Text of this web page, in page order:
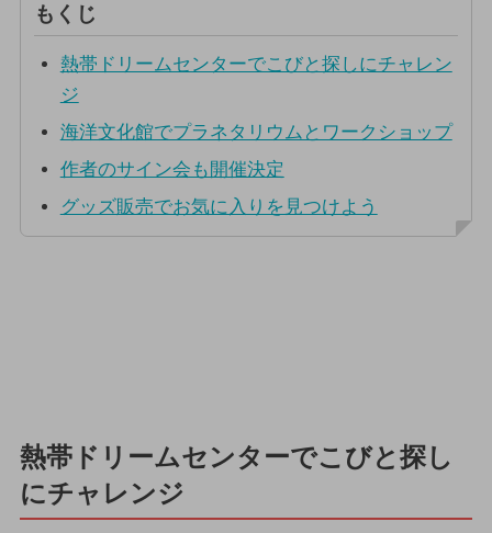
もくじ
熱帯ドリームセンターでこびと探しにチャレン
ジ
海洋文化館でプラネタリウムとワークショップ
作者のサイン会も開催決定
グッズ販売でお気に入りを見つけよう
熱帯ドリームセンターでこびと探し
にチャレンジ